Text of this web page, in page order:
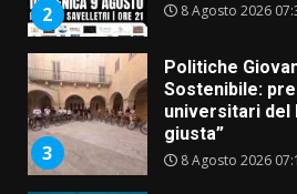
2 8 Agosto 2026
3
Politiche
Sostenibile:
universitari del
giusta”
8 Agosto 2026